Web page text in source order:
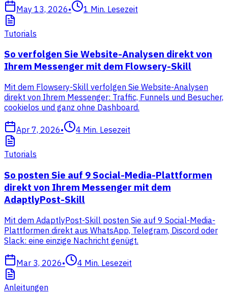
May 13, 2026• 1 Min. Lesezeit
Tutorials
So verfolgen Sie Website-Analysen direkt von
Ihrem Messenger mit dem Flowsery-Skill
Mit dem Flowsery-Skill verfolgen Sie Website-Analysen
direkt von Ihrem Messenger: Traffic, Funnels und Besucher,
cookielos und ganz ohne Dashboard.
Apr 7, 2026• 4 Min. Lesezeit
Tutorials
So posten Sie auf 9 Social-Media-Plattformen
direkt von Ihrem Messenger mit dem
AdaptlyPost-Skill
Mit dem AdaptlyPost-Skill posten Sie auf 9 Social-Media-
Plattformen direkt aus WhatsApp, Telegram, Discord oder
Slack: eine einzige Nachricht genügt.
Mar 3, 2026• 4 Min. Lesezeit
Anleitungen